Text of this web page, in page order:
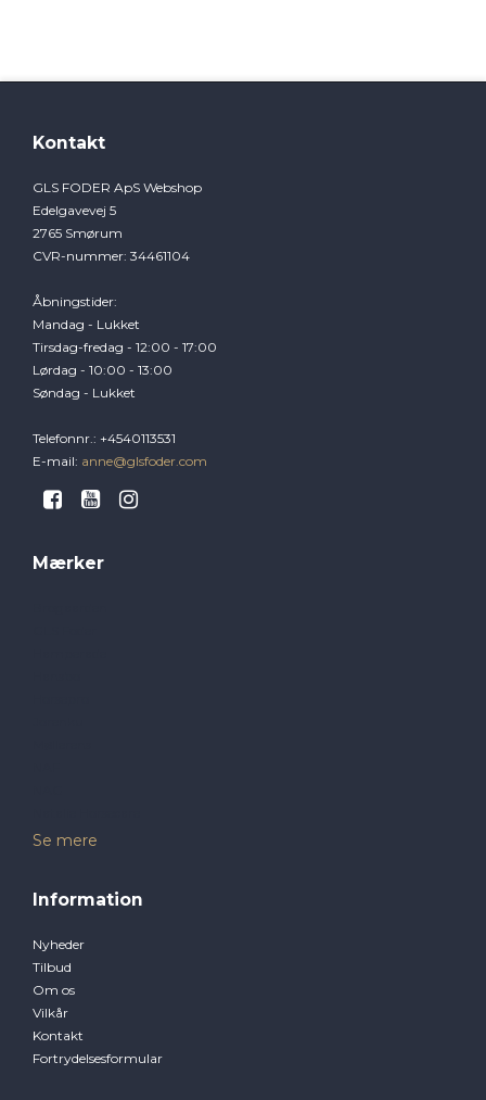
Kontakt
GLS FODER ApS Webshop
Edelgavevej 5
2765 Smørum
CVR-nummer: 34461104
Åbningstider:
Mandag - Lukket
Tirsdag-fredag - 12:00 - 17:00
Lørdag - 10:00 - 13:00
Søndag - Lukket
Telefonnr.: +4540113531
E-mail: anne@glsfoder.com
Mærker
Se mere
Information
Nyheder
Tilbud
Om os
Vilkår
Kontakt
Fortrydelsesformular